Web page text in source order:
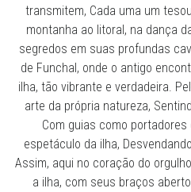
transmitem, Cada uma um
montanha ao litoral, na dança
segredos em suas profundas
de Funchal, onde o antigo
ilha, tão vibrante e verdadeira.
arte da própria natureza,
Com guias como
espetáculo da ilha,
Assim, aqui no coração do
a ilha, com seus braços